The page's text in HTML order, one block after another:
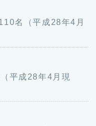
名（平成28年4月
平成28年4月現